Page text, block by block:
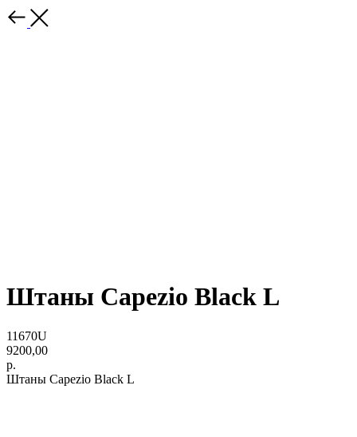
Штаны Capezio Black L
11670U
9200,00
р.
Штаны Capezio Black L